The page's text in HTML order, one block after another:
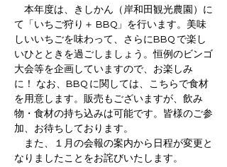
本年度は、きしかん（岸和田観光農園）に
て「いちご狩り＋ BBQ」を行います。美味
しいいちごを味わって、さらにBBQ で楽し
いひとときを過ごしましょう。恒例のビンゴ
大会等を企画していますので、お楽しみ
に！ なお、BBQ に関しては、こちらで食材
を用意します。販売もございますが、飲み
物・食材の持ち込みは可能です。皆様のご参
加、お待ちしております。
また、１月の会報の案内から日程が変更と
なりましたことをお詫びいたします。